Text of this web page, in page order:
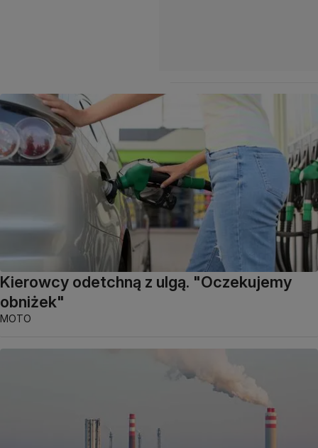
Kierowcy odetchną z ulgą. "Oczekujemy
obniżek"
MOTO